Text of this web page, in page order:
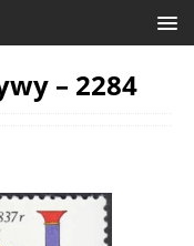
– 2284